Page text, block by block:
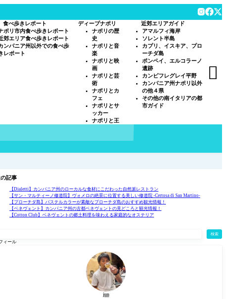
食べ歩きレポート
ポリ市内食べ歩きレポート
郊エリア食べ歩きレポート
ンパニア州以外での食べ歩
レポート
ディープナポリ
ナポリの歴
史
ナポリと音
楽
ナポリと映
画
ナポリと芸
術
ナポリとカ
フェ
ナポリとサ
ッカー
ナポリと王
近郊エリアガイド
アマルフィ海岸
ソレント半島
カプリ、イスキア、プロ
ーチダ島
ポンペイ、エルコラーノ
遺跡
カンピフレグレイ平野
カンパニア州ナポリ以外
の他４県
その他の南イタリアの都
市ガイド

記事
【Dialetti】カンパニア州のローカルな食材にこだわった自然派レストラン
【サン・マルティーノ修道院】ヴォメロの絶景に位置する美しい修道院 -Certosa di San Martino-
【プローチダ島】パステルカラーが素敵なプローチダ島のおすすめ観光情報！
【ベネヴェント】カンパニア州の古都ベネヴェントの見どころと観光情報！
【Cotton Club】ベネヴェントの郷土料理を味わえる家庭的なオステリア
検索
ィール
jun